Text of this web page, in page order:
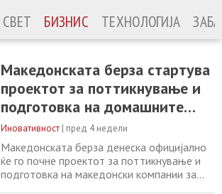
СВЕТ БИЗНИС ТЕХНОЛОГИЈА
Македонската берза стартува
проектот за поттикнување и
подготовка на домашните
компании за пазарно
финансирање
Иновативност | пред 4 недели
Македонската берза денеска официјално
ќе го почне проектот за поттикнување и
подготовка на македонски компании за